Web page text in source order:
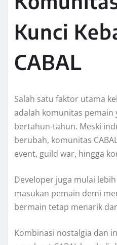
Kunci
CABAL
Salah satu faktor utama
adalah komunitas pemain
bertahun-tahun. Meski
berubah, komunitas
event, guild war, hingga
Developer juga mulai
masukan pemain demi
bermain tetap menarik
Kombinasi nostalgia dan